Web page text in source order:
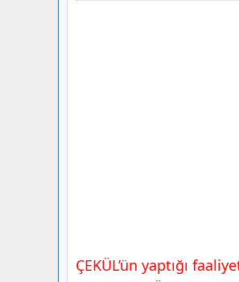
ÇEKÜL’ün yaptığı